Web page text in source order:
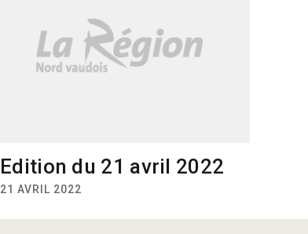
Edition du 21 avril 2022
21 AVRIL 2022